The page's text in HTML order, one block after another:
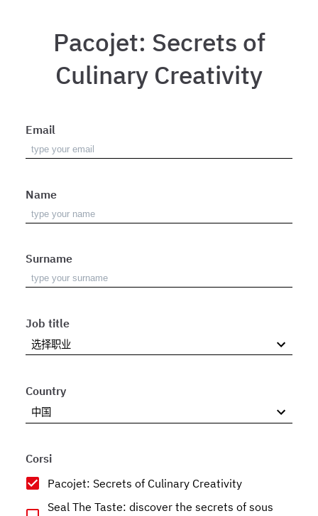
Pacojet: Secrets of
Culinary Creativity
Email
Name
Surname
Job title
Country
Corsi
Pacojet: Secrets of Culinary Creativity
Seal The Taste: discover the secrets of sous